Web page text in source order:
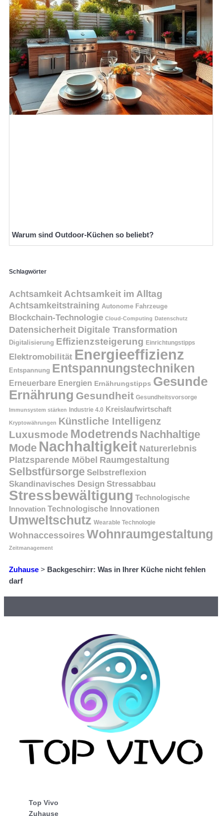
Warum sind Outdoor-Küchen so beliebt?
Schlagwörter
Achtsamkeit Achtsamkeit im Alltag
Achtsamkeitstraining Autonome Fahrzeuge
Blockchain-Technologie Cloud-Computing Datenschutz
Datensicherheit Digitale Transformation
Digitalisierung Effizienzsteigerung Einrichtungstipps
Elektromobilität Energieeffizienz
Entspannung Entspannungstechniken
Erneuerbare Energien Ernährungstipps Gesunde
Ernährung Gesundheit Gesundheitsvorsorge
Immunsystem stärken Industrie 4.0 Kreislaufwirtschaft
Kryptowährungen Künstliche Intelligenz
Luxusmode Modetrends Nachhaltige
Mode Nachhaltigkeit Naturerlebnis
Platzsparende Möbel Raumgestaltung
Selbstfürsorge Selbstreflexion
Skandinavisches Design Stressabbau
Stressbewältigung Technologische
Innovation Technologische Innovationen
Umweltschutz Wearable Technologie
Wohnaccessoires Wohnraumgestaltung
Zeitmanagement
Zuhause > Backgeschirr: Was in Ihrer Küche nicht fehlen
darf
Top Vivo
Zuhause